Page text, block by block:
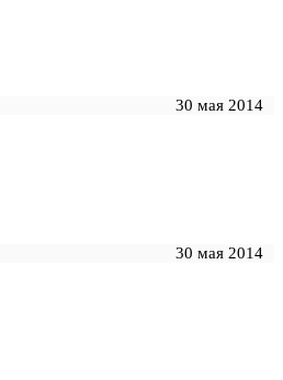
30 мая 2014
30 мая 2014